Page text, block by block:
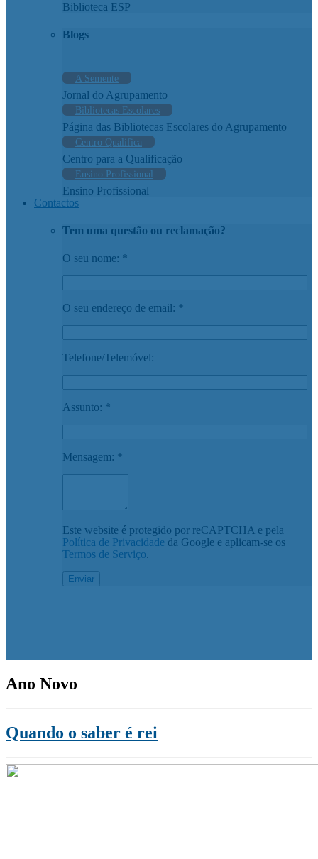
Biblioteca ESP
Blogs
A Semente
Jornal do Agrupamento
Bibliotecas Escolares
Página das Bibliotecas Escolares do Agrupamento
Centro Qualifica
Centro para a Qualificação
Ensino Profissional
Ensino Profissional
Contactos
Tem uma questão ou reclamação?
O seu nome: *
O seu endereço de email: *
Telefone/Telemóvel:
Assunto: *
Mensagem: *
Este website é protegido por reCAPTCHA e pela
Política de Privacidade da Google e aplicam-se os
Termos de Serviço.
Ano Novo
Quando o saber é rei